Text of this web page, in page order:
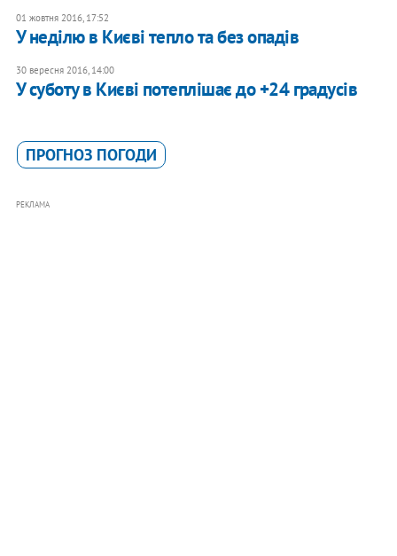
01 жовтня 2016, 17:52
У неділю в Києві тепло та без опадів
30 вересня 2016, 14:00
У суботу в Києві потеплішає до +24 градусів
ПРОГНОЗ ПОГОДИ
РЕКЛАМА